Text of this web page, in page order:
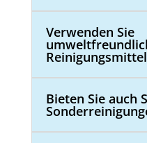
Verwenden Sie
Reinigungsmittel
Bieten Sie auch